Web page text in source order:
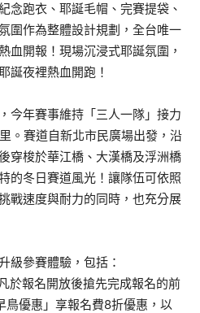
念跑衣、耶誕毛帽、完賽提袋、
圍作為整體設計規劃，全台唯一
血開報！現場沉浸式耶誕氛圍，
誕夜裡熱血開跑！
今年賽事維持「三人一隊」接力
。賽道自新北市民廣場出發，沿
穿梭於華江橋、大漢橋及浮洲橋
的冬日賽道風光！讓隊伍可依照
戰速度與耐力的同時，也充分展
級參賽體驗，包括：
於報名開放後搶先完成報名的前
鳥優惠」享報名費8折優惠，以